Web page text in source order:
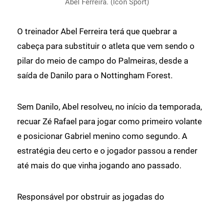
Abel Ferreira. (Icon Sport)
O treinador Abel Ferreira terá que quebrar a
cabeça para substituir o atleta que vem sendo o
pilar do meio de campo do Palmeiras, desde a
saída de Danilo para o Nottingham Forest.
Sem Danilo, Abel resolveu, no início da temporada,
recuar Zé Rafael para jogar como primeiro volante
e posicionar Gabriel menino como segundo. A
estratégia deu certo e o jogador passou a render
até mais do que vinha jogando ano passado.
Responsável por obstruir as jogadas do